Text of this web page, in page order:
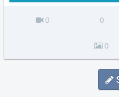
0 0
0